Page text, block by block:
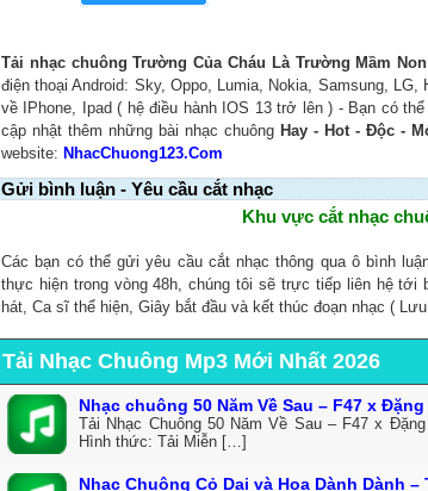
Tải nhạc chuông Trường Của Cháu Là Trường Mầm
điện thoại Android: Sky, Oppo, Lumia, Nokia, Samsung,
về IPhone, Ipad ( hệ điều hành IOS 13 trở lên ) - Bạn có
cập nhật thêm những bài nhạc chuông Hay - Hot - Độc -
website: NhacChuong123.Com
Gửi bình luận - Yêu cầu cắt nhạc
Khu vực cắt nhạc
Các bạn có thể gửi yêu cầu cắt nhạc thông qua ô bình
thực hiện trong vòng 48h, chúng tôi sẽ trực tiếp liên hệ tới
hát, Ca sĩ thể hiện, Giây bắt đầu và kết thúc đoạn nhạc (
Tải Nhạc Chuông Mp3 Mới Nhất 2026
Nhạc chuông 50 Năm Về Sau – F47 x
Tải Nhạc Chuông 50 Năm Về Sau – F47 x
Hình thức: Tải Miễn […]
Nhạc Chuông Cỏ Dại và Hoa Dành Dành –